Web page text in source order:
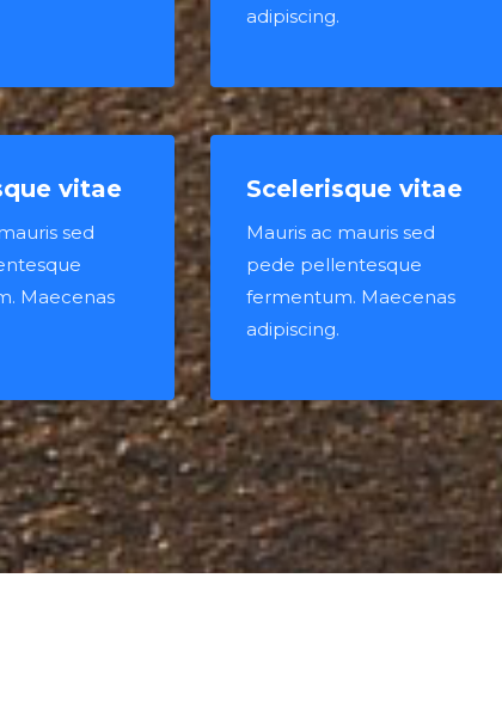
adipiscing.
vitae
sed
Maecenas
Scelerisque vitae
Mauris ac mauris sed
pede pellentesque
fermentum. Maecenas
adipiscing.